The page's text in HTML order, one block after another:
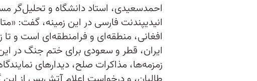
احمدسعیدی، استاد دانشگاه و تحلیل‌گر
انیدیپندنت فارسی در این زمینه، گفت:
افغانی، منطقه‌ای و فرامنطقه‌ای است و تا
ایران، قطر و سعودی برای ختم جنگ در
زمزمه‌ها، مذاکرات صلح، دیدارهای